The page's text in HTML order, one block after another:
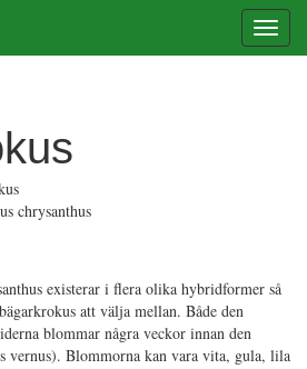
chrysanthus
existerar i flera olika hybridformer så
att välja mellan. Både den
blommar några veckor innan den
vernus). Blommorna kan vara vita, gula, lila